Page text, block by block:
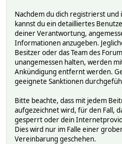
Nachdem du dich registrierst und
kannst du ein detailliertes
deiner Verantwortung,
Informationen anzugeben.
Besitzer oder das Team des
unangemessen halten, werden
Ankündigung entfernt werden.
geeignete Sanktionen
Bitte beachte, dass mit jedem
aufgezeichnet wird, für den Fall,
gesperrt oder dein
Dies wird nur im Falle einer
Vereinbarung geschehen.